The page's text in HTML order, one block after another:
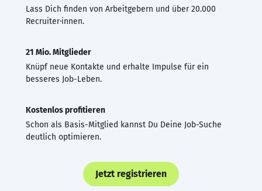
Lass Dich finden von Arbeitgebern und über 20.000
Recruiter·innen.
21 Mio. Mitglieder
Knüpf neue Kontakte und erhalte Impulse für ein
besseres Job-Leben.
Kostenlos profitieren
Schon als Basis-Mitglied kannst Du Deine Job-Suche
deutlich optimieren.
Jetzt registrieren